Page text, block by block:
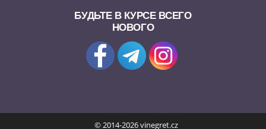
БУДЬТЕ В КУРСЕ ВСЕГО
НОВОГО
© 2014-2026 vinegret.cz